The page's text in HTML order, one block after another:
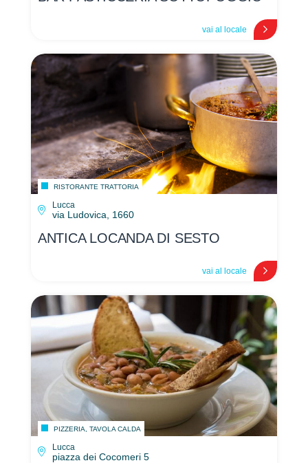
vai al locale
RISTORANTE TRATTORIA
Lucca
via Ludovica, 1660
ANTICA LOCANDA DI SESTO
vai al locale
PIZZERIA, TAVOLA CALDA
Lucca
piazza dei Cocomeri 5